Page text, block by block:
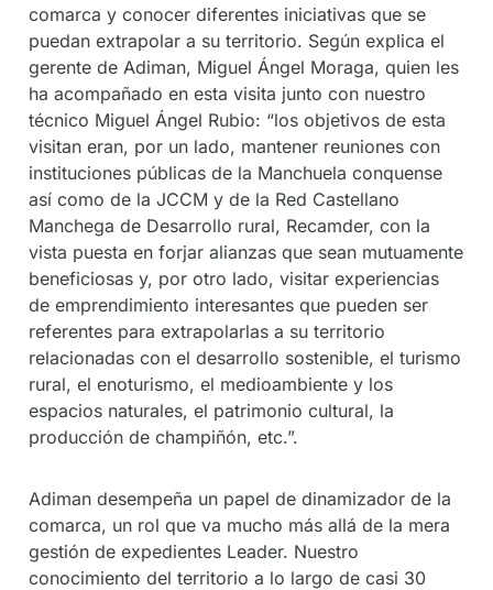
comarca y conocer diferentes iniciativas que se
puedan extrapolar a su territorio. Según explica el
gerente de Adiman, Miguel Ángel Moraga, quien les
ha acompañado en esta visita junto con nuestro
técnico Miguel Ángel Rubio: “los objetivos de esta
visitan eran, por un lado, mantener reuniones con
instituciones públicas de la Manchuela conquense
así como de la JCCM y de la Red Castellano
Manchega de Desarrollo rural, Recamder, con la
vista puesta en forjar alianzas que sean mutuamente
beneficiosas y, por otro lado, visitar experiencias
de emprendimiento interesantes que pueden ser
referentes para extrapolarlas a su territorio
relacionadas con el desarrollo sostenible, el turismo
rural, el enoturismo, el medioambiente y los
espacios naturales, el patrimonio cultural, la
producción de champiñón, etc.”.
Adiman desempeña un papel de dinamizador de la
comarca, un rol que va mucho más allá de la mera
gestión de expedientes Leader. Nuestro
conocimiento del territorio a lo largo de casi 30